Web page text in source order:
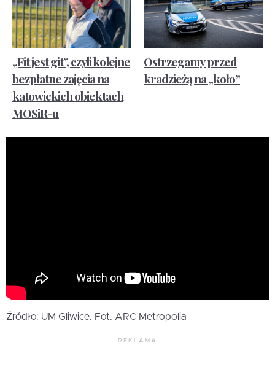
„Fit jest git”, czyli kolejne
bezpłatne zajęcia na
katowickich obiektach
MOSiR-u
Ostrzegamy przed
kradzieżą na „koło”
Źródło: UM Gliwice. Fot. ARC Metropolia
REKLAMA